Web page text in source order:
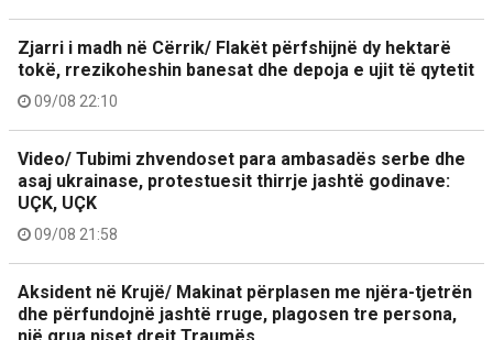
Zjarri i madh në Cërrik/ Flakët përfshijnë dy hektarë
tokë, rrezikoheshin banesat dhe depoja e ujit të qytetit
09/08 22:10
Video/ Tubimi zhvendoset para ambasadës serbe dhe
asaj ukrainase, protestuesit thirrje jashtë godinave:
UÇK, UÇK
09/08 21:58
Aksident në Krujë/ Makinat përplasen me njëra-tjetrën
dhe përfundojnë jashtë rruge, plagosen tre persona,